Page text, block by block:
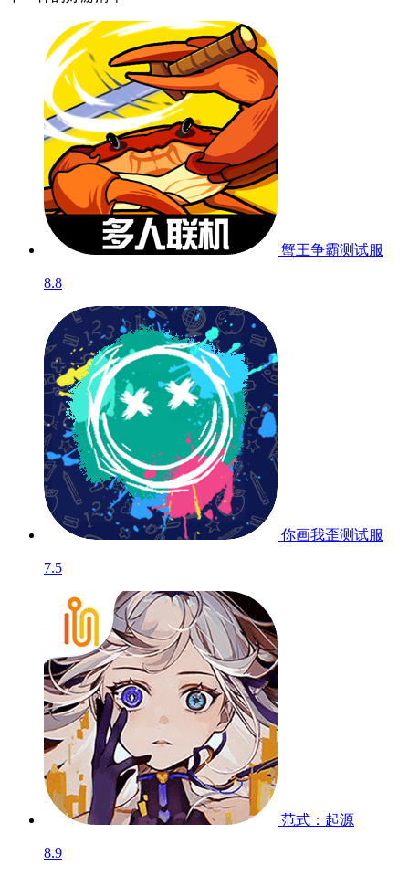
蟹王争霸测试服
8.8
你画我歪测试服
7.5
范式：起源
8.9